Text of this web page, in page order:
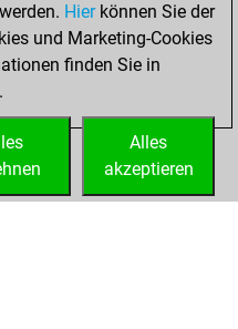
2020
Hierkönnen Sie der
und Marketing-Cookies
finden Sie in
.
Alles
akzeptieren